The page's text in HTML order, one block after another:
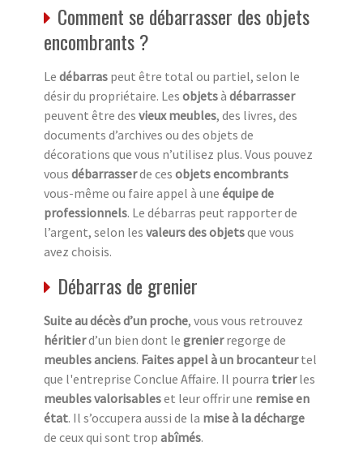
Comment se débarrasser des objets
encombrants ?
Le débarras peut être total ou partiel, selon le
désir du propriétaire. Les objetsà débarrasser
peuvent être des vieux meubles, des livres, des
documents d’archives ou des objets de
décorations que vous n’utilisez plus. Vous pouvez
vous débarrasserde ces objets encombrants
vous-même ou faire appel à une équipe de
professionnels. Le débarras peut rapporter de
l’argent, selon les valeurs des objetsque vous
avez choisis.
Débarras de grenier
Suite au décès d’un proche, vous vous retrouvez
héritierd’un bien dont le grenierregorge de
meubles anciens. Faites appel à un brocanteurtel
que l'entreprise Conclue Affaire. Il pourra trierles
meubles valorisableset leur offrir une remise en
état. Il s’occupera aussi de la mise à la décharge
de ceux qui sont trop abîmés.